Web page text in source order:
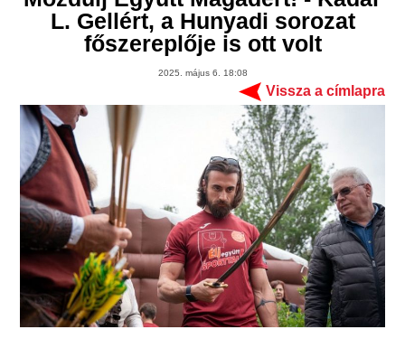
L. Gellért, a Hunyadi sorozat
főszereplője is ott volt
2025. május 6. 18:08
Vissza a címlapra